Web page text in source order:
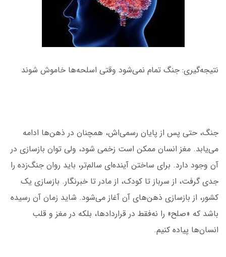
نتیجه‌گیری: جنگ تمام نمی‌شود وقتی اسلحه‌ها خاموش شوند
جنگ، حتی پس از پایان رسمی‌اش، همچنان در ذهن‌ها ادامه
می‌یابد. مغز انسان ممکن است زخمی شود، ولی توان بازسازی در
آن وجود دارد. برای ساختن آینده‌ای سالم‌تر، باید روان جنگ‌زده را
جدی گرفت، از سرباز تا کودک، از مادر تا خبرنگار. بازسازی یک
کشور، از بازسازی ذهن‌های آن آغاز می‌شود. شاید زمان آن رسیده
باشد که «صلح» را نه‌فقط در قراردادها، بلکه در مغز و قلب
انسان‌ها پیاده کنیم.